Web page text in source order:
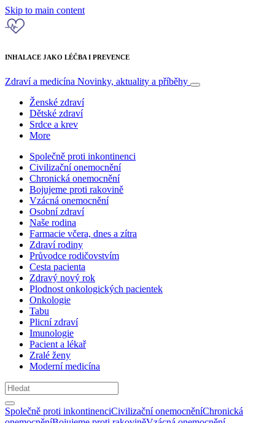
Skip to main content
INHALACE JAKO LÉČBA I PREVENCE
Zdraví a medicína Novinky, aktuality a příběhy
Ženské zdraví
Dětské zdraví
Srdce a krev
More
Společně proti inkontinenci
Civilizační onemocnění
Chronická onemocnění
Bojujeme proti rakovině
Vzácná onemocnění
Osobní zdraví
Naše rodina
Farmacie včera, dnes a zítra
Zdraví rodiny
Průvodce rodičovstvím
Cesta pacienta
Zdravý nový rok
Plodnost onkologických pacientek
Onkologie
Tabu
Plicní zdraví
Imunologie
Pacient a lékař
Zralé ženy
Moderní medicína
Společně proti inkontinenciCivilizační onemocněníChronická